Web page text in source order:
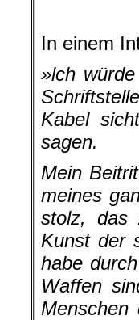
In einem
»lch
Kabel
sagen.
Mein
meines
stolz, das
Kunst der
habe
Waffen
Menschen